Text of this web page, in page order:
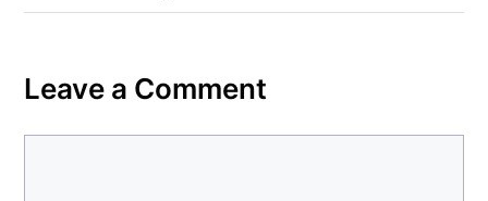
Leave a Comment